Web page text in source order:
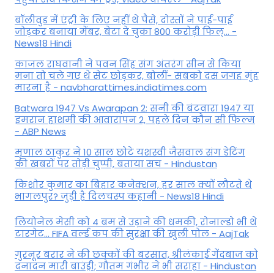
बॉलीवुड में एंट्री के लिए नहीं थे पैसे, दोस्तों ने पाई-पाई
जोड़कर बनाया मेंबर, बेटा दे चुका 800 करोड़ी फिल्... -
News18 Hindi
काजल राघवानी ने पवन सिंह संग अंतरंग सीन से किया
मना तो चले गए थे सेट छोड़कर, बोलीं- सबको दस जगह मुंह
मारना है - navbharattimes.indiatimes.com
Batwara 1947 Vs Awarapan 2: सनी की बंटवारा 1947 या
इमरान हाशमी की आवारापन 2, पहले दिन कौन सी फिल्म
- ABP News
मृणाल ठाकुर ने 10 साल छोटे यशस्वी जैसवाल संग डेटिंग
की खबरों पर तोड़ी चुप्पी, बताया सच - Hindustan
किशोर कुमार का बिहार कनेक्शन, हर साल क्यों लौटते थे
भागलपुर? जुड़ी है दिलचस्प कहानी - News18 Hindi
ल‍ियोनेल मेसी को 4 बम से उड़ाने की धमकी, रोनाल्डो भी थे
टारगेट... FIFA वर्ल्ड कप की सुरक्षा की खुली पोल - AajTak
गुरनूर बरार ने की छक्कों की बरसात, श्रीलंकाई गेंदबाज को
दनादन मारी बाउंड्री; गौतम गंभीर ने भी सराहा - Hindustan